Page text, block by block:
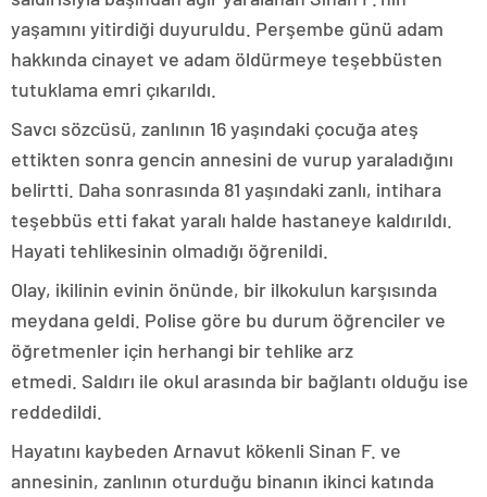
yaşamını yitirdiği duyuruldu. Perşembe günü adam
hakkında cinayet ve adam öldürmeye teşebbüsten
tutuklama emri çıkarıldı.
Savcı sözcüsü, zanlının 16 yaşındaki çocuğa ateş
ettikten sonra gencin annesini de vurup yaraladığını
belirtti. Daha sonrasında 81 yaşındaki zanlı, intihara
teşebbüs etti fakat yaralı halde hastaneye kaldırıldı.
Hayati tehlikesinin olmadığı öğrenildi.
Olay, ikilinin evinin önünde, bir ilkokulun karşısında
meydana geldi. Polise göre bu durum öğrenciler ve
öğretmenler için herhangi bir tehlike arz
etmedi. Saldırı ile okul arasında bir bağlantı olduğu ise
reddedildi.
Hayatını kaybeden Arnavut kökenli Sinan F. ve
annesinin, zanlının oturduğu binanın ikinci katında